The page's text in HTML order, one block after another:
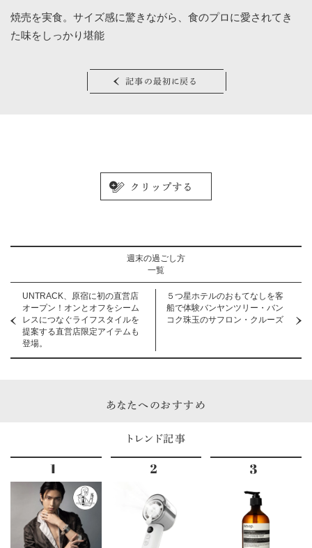
焼売を実食。サイズ感に驚きながら、食のプロに愛されてき
た味をしっかり堪能
記事の最初に戻る
週末の過ごし方
一覧
UNTRACK、原宿に初の直営店
オープン！オンとオフをシーム
レスにつなぐライフスタイルを
提案する直営店限定アイテムも
登場。
５つ星ホテルのおもてなしを客
船で体験バンヤンツリー・バン
コク珠玉のサフロン・クルーズ
あなたへのおすすめ
トレンド記事